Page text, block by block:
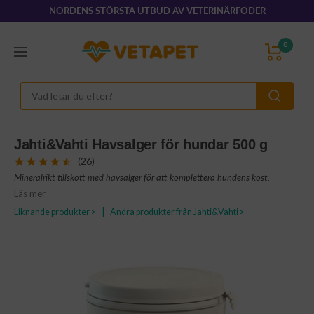
till
NORDENS STÖRSTA UTBUD AV VETERINÄRFODER
Navigering
VetaPet.com 0
Jahti&Vahti Havsalger för hundar 500 g
(26)
Mineralrikt tillskott med havsalger för att komplettera hundens kost.
Läs mer
Liknande produkter > Andra produkter från Jahti&Vahti >